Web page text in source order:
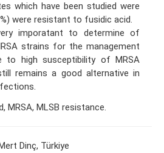
which have been studied were
were resistant to fusidic acid.
imporatant to determine of
strains for the management
to high susceptibility of MRSA
remains a good alternative in
MRSA, MLSB resistance.
Dinç, Türkiye